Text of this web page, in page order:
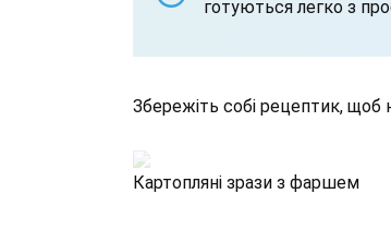
готуються легко з
Збережіть собі рецептик, щоб
Картопляні зрази з фаршем